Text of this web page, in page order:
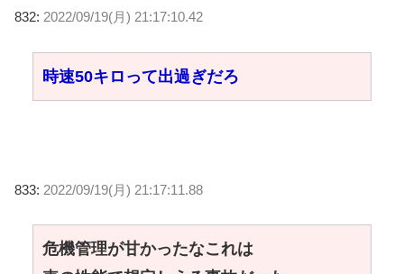
832: 2022/09/19(月) 21:17:10.42
時速50キロって出過ぎだろ
833: 2022/09/19(月) 21:17:11.88
危機管理が甘かったなこれは